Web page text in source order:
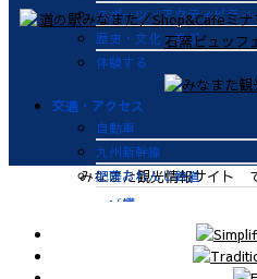
スポーツ・アクティビティ
歴史・文化・学ぶ
体験する
交通・アクセス
自動車
九州新幹線
肥薩おれんじ鉄道
飛行機
みなまた観光情報サイト